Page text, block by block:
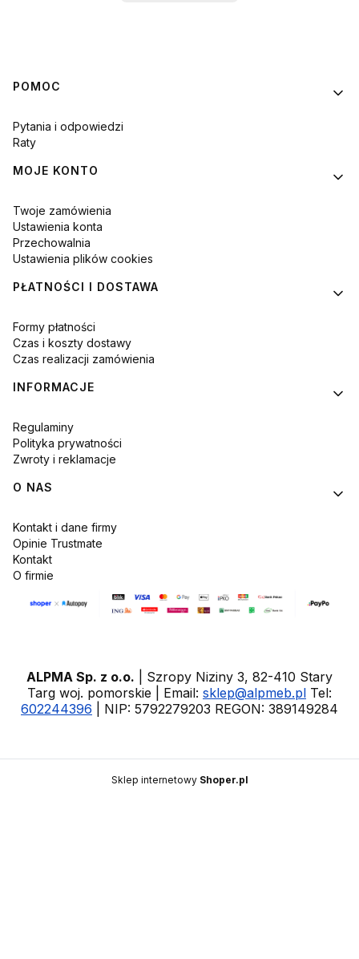
Linki w stopce
POMOC
Pytania i odpowiedzi
Raty
MOJE KONTO
Twoje zamówienia
Ustawienia konta
Przechowalnia
Ustawienia plików cookies
PŁATNOŚCI I DOSTAWA
Formy płatności
Czas i koszty dostawy
Czas realizacji zamówienia
INFORMACJE
Regulaminy
Polityka prywatności
Zwroty i reklamacje
O NAS
Kontakt i dane firmy
Opinie Trustmate
Kontakt
O firmie
ALPMA Sp. z o.o. | Szropy Niziny 3, 82-410 Stary
Targ woj. pomorskie | Email: sklep@alpmeb.pl Tel:
602244396 | NIP: 5792279203 REGON: 389149284
Sklep internetowy Shoper.pl